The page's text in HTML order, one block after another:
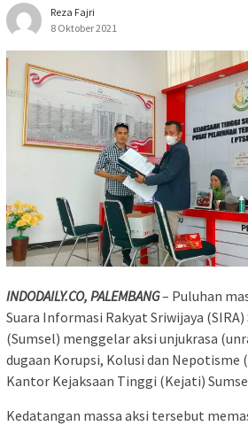
Reza Fajri
8 Oktober 2021
INDODAILY.CO, PALEMBANG– Puluhan
Suara Informasi Rakyat Sriwijaya
(Sumsel) menggelar aksi unjukrasa
dugaan Korupsi, Kolusi dan Nepotisme
Kantor Kejaksaan Tinggi (Kejati)
Kedatangan massa aksi tersebut